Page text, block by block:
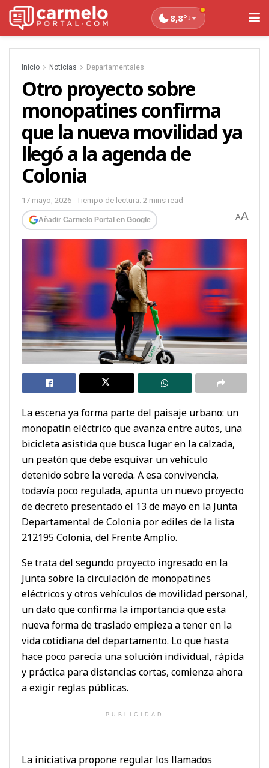
8,8°↓
Inicio Noticias Departamentales
Otro proyecto sobre
monopatines confirma
que la nueva movilidad ya
llegó a la agenda de
Colonia
17 mayo, 2026 Tiempo de lectura: 2 mins read
Añadir Carmelo Portal en Google AA
La escena ya forma parte del paisaje urbano: un
monopatín eléctrico que avanza entre autos, una
bicicleta asistida que busca lugar en la calzada,
un peatón que debe esquivar un vehículo
detenido sobre la vereda. A esa convivencia,
todavía poco regulada, apunta un nuevo proyecto
de decreto presentado el 13 de mayo en la Junta
Departamental de Colonia por ediles de la lista
212195 Colonia, del Frente Amplio.
Se trata del segundo proyecto ingresado en la
Junta sobre la circulación de monopatines
eléctricos y otros vehículos de movilidad personal,
un dato que confirma la importancia que esta
nueva forma de traslado empieza a tener en la
vida cotidiana del departamento. Lo que hasta
hace poco parecía una solución individual, rápida
y práctica para distancias cortas, comienza ahora
a exigir reglas públicas.
PUBLICIDAD
La iniciativa propone regular los llamados